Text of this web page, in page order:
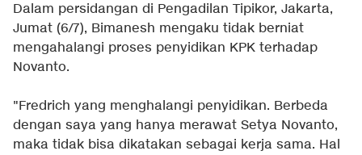
Dalam persidangan di Pengadilan Tipikor, Jakarta,
Jumat (6/7), Bimanesh mengaku tidak berniat
mengahalangi proses penyidikan KPK terhadap
Novanto.
"Fredrich yang menghalangi penyidikan. Berbeda
dengan saya yang hanya merawat Setya Novanto,
maka tidak bisa dikatakan sebagai kerja sama. Hal